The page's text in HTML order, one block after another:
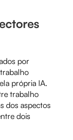
por
própria IA.
trabalho
dos aspectos
dois